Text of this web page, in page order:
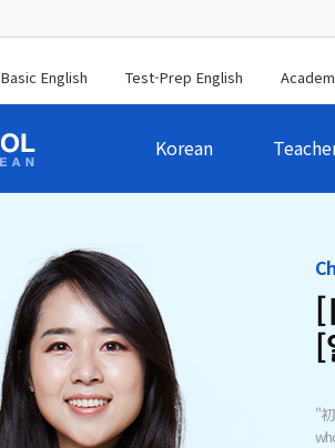
Basic English Test-Prep English
Korean
[
[
"